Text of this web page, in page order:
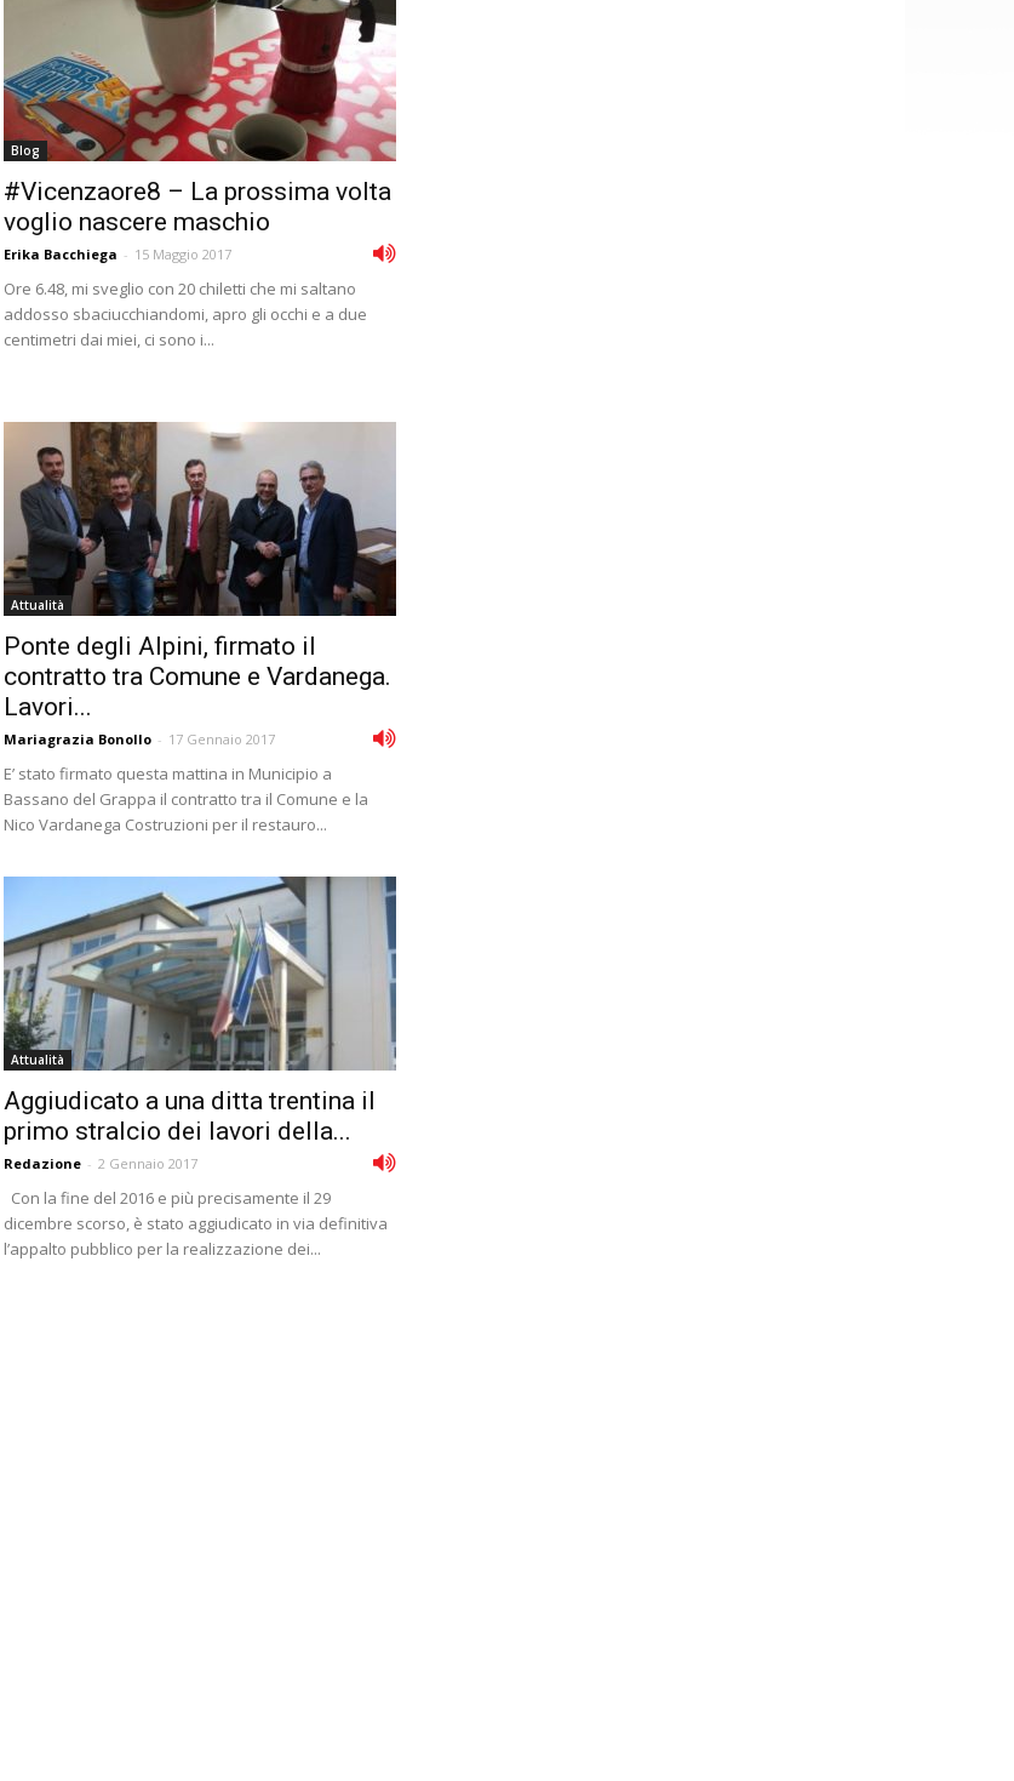
Blog
#Vicenzaore8 – La prossima volta
voglio nascere maschio
Erika Bacchiega - 15 Maggio 2017
Ore 6.48, mi sveglio con 20 chiletti che mi saltano
addosso sbaciucchiandomi, apro gli occhi e a due
centimetri dai miei, ci sono i...
Attualità
Ponte degli Alpini, firmato il
contratto tra Comune e Vardanega.
Lavori...
Mariagrazia Bonollo - 17 Gennaio 2017
E’ stato firmato questa mattina in Municipio a
Bassano del Grappa il contratto tra il Comune e la
Nico Vardanega Costruzioni per il restauro...
Attualità
Aggiudicato a una ditta trentina il
primo stralcio dei lavori della...
Redazione - 2 Gennaio 2017
Con la fine del 2016 e più precisamente il 29
dicembre scorso, è stato aggiudicato in via definitiva
l’appalto pubblico per la realizzazione dei...